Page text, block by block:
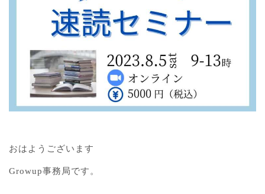
おはようございます
Growup事務局です。